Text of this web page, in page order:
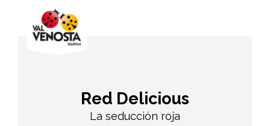
Red Delicious
La seducción roja